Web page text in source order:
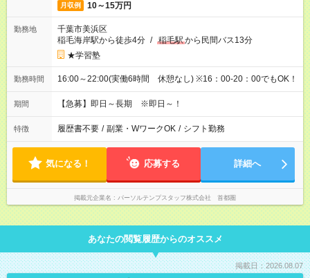
月収例 10～15万円
勤務地
千葉市美浜区
稲毛海岸駅から徒歩4分 / 稲毛駅から民間バス13分
★学習塾
勤務時間 16:00～22:00(実働6時間 休憩なし) ※16：00-20：00でもOK！
期間 【急募】即日～長期 ※即日～！
特徴 履歴書不要 / 副業・WワークOK / シフト勤務
気になる！ 応募する 詳細へ
掲載元企業名 パーソルテンプスタッフ株式会社 首都圏
あなたの閲覧履歴からのオススメ
掲載日：2026.08.07